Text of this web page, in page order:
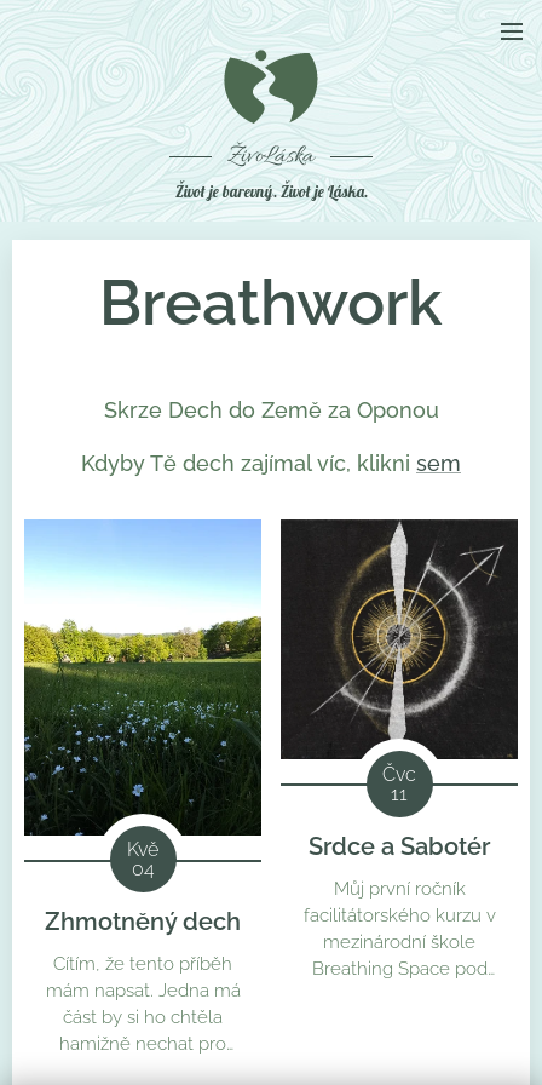
ŽivoLáska
Život je barevný. Život je Láska.
Breathwork
Skrze Dech do Země za Oponou
Kdyby Tě dech zajímal víc, klikni sem
Kvě
04
Zhmotněný dech
Cítím, že tento příběh
mám napsat. Jedna má
část by si ho chtěla
hamižně nechat pro
Čvc
11
Srdce a Sabotér
Můj první ročník
facilitátorského kurzu v
mezinárodní škole
Breathing Space pod